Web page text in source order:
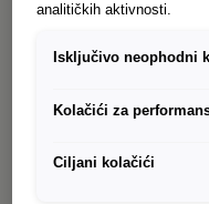
dobar soundtrack.
omiljenim
Standardno, 10
ugodnijim. Nivoi
analitičkih aktivnosti.
Isključivo neophodni
Kolačići za
Ciljani kolačići